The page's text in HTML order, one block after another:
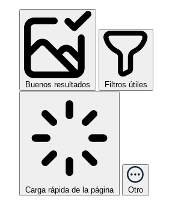
Buenos resultados Filtros útiles
Carga rápida de la página Otro